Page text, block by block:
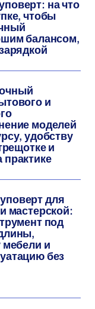
на что
чтобы
балансом,
и
моделей
удобству
и
для
мастерской:
под
мебели и
без